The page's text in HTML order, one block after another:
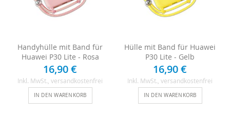
Handyhülle mit Band für
Huawei P30 Lite - Rosa
16,90 €
Inkl. MwSt. , versandkostenfrei
IN DEN WARENKORB
Hülle mit Band für Huawei
P30 Lite - Gelb
16,90 €
Inkl. MwSt. , versandkostenfrei
IN DEN WARENKORB